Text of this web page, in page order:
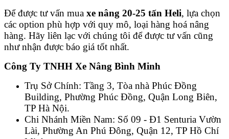
Để được tư vấn mua xe nâng 20-25 tấn Heli, lựa chọn
các option phù hợp với quy mô, loại hàng hoá nâng
hàng. Hãy liên lạc với chúng tôi để được tư vấn cũng
như nhận được báo giá tốt nhất.
Công Ty TNHH Xe Nâng Bình Minh
Trụ Sở Chính: Tầng 3, Tòa nhà Phúc Đồng
Building, Phường Phúc Đồng, Quận Long Biên,
TP Hà Nội.
Chi Nhánh Miền Nam: Số 09 - Đ1 Senturia Vườn
Lài, Phường An Phú Đông, Quận 12, TP Hồ Chí